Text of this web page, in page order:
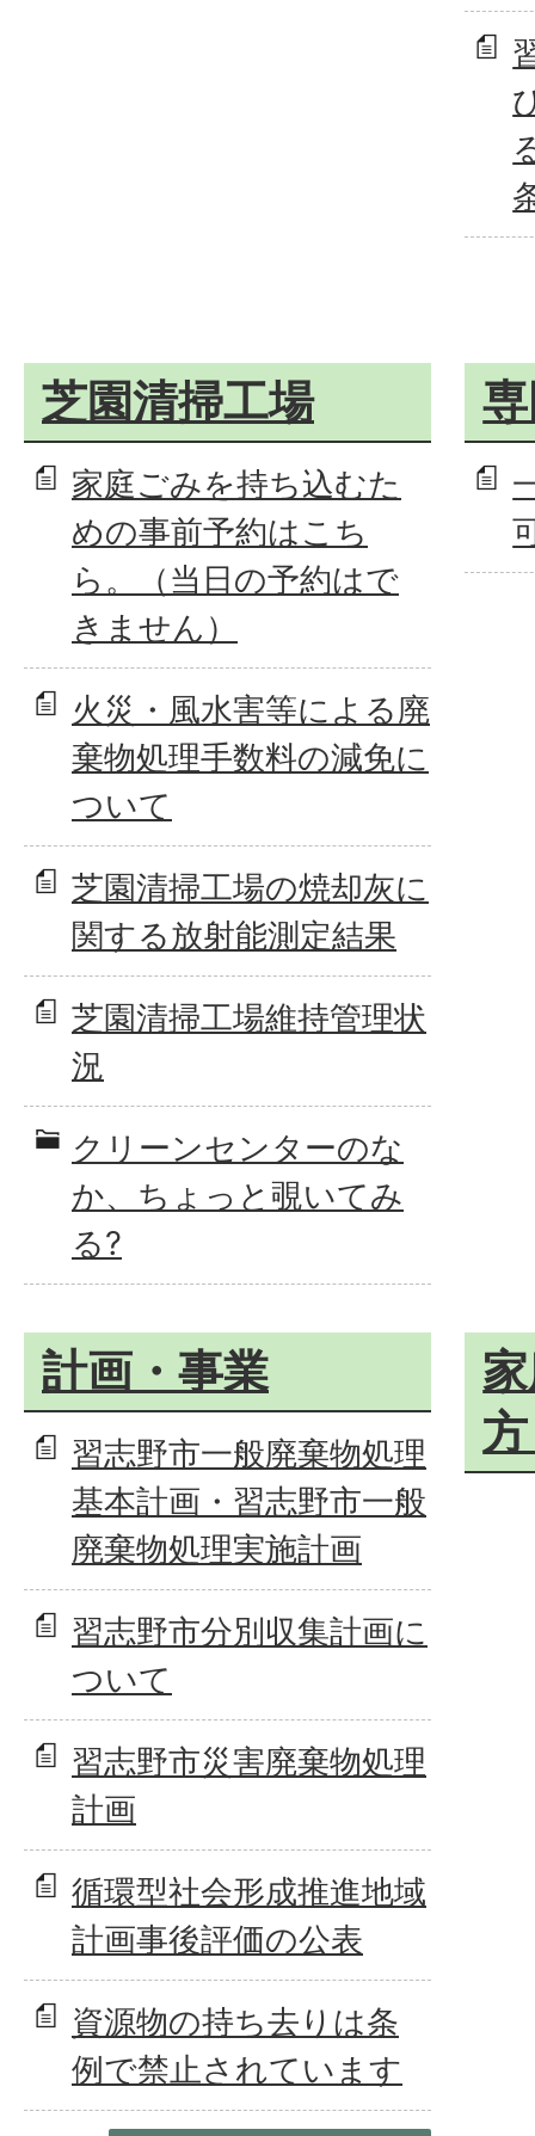
芝園清掃工場
家庭ごみを持ち込むた
めの事前予約はこち
ら。（当日の予約はで
きません）
火災・風水害等による廃
棄物処理手数料の減免に
ついて
芝園清掃工場の焼却灰に
関する放射能測定結果
芝園清掃工場維持管理状
況
クリーンセンターのな
か、ちょっと覗いてみ
る?
計画・事業
習志野市一般廃棄物処理
基本計画・習志野市一般
廃棄物処理実施計画
習志野市分別収集計画に
ついて
習志野市災害廃棄物処理
計画
循環型社会形成推進地域
計画事後評価の公表
資源物の持ち去りは条
例で禁止されています